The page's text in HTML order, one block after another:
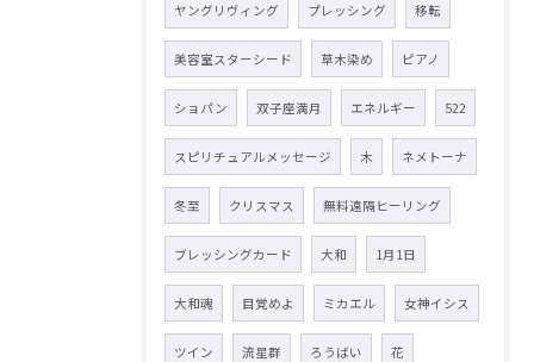
ヤングリヴィング プレッシング 移転
美容室スターシード 草木染め ピアノ
ショパン 双子座満月 エネルギー 522
スピリチュアルメッセージ 木 ネメトーナ
冬至 クリスマス 無料遠隔ヒーリング
ブレッシングカード 大和 1月1日
大和魂 目覚めよ ミカエル 女神イシス
ツイン 流星群 ろうばい 花